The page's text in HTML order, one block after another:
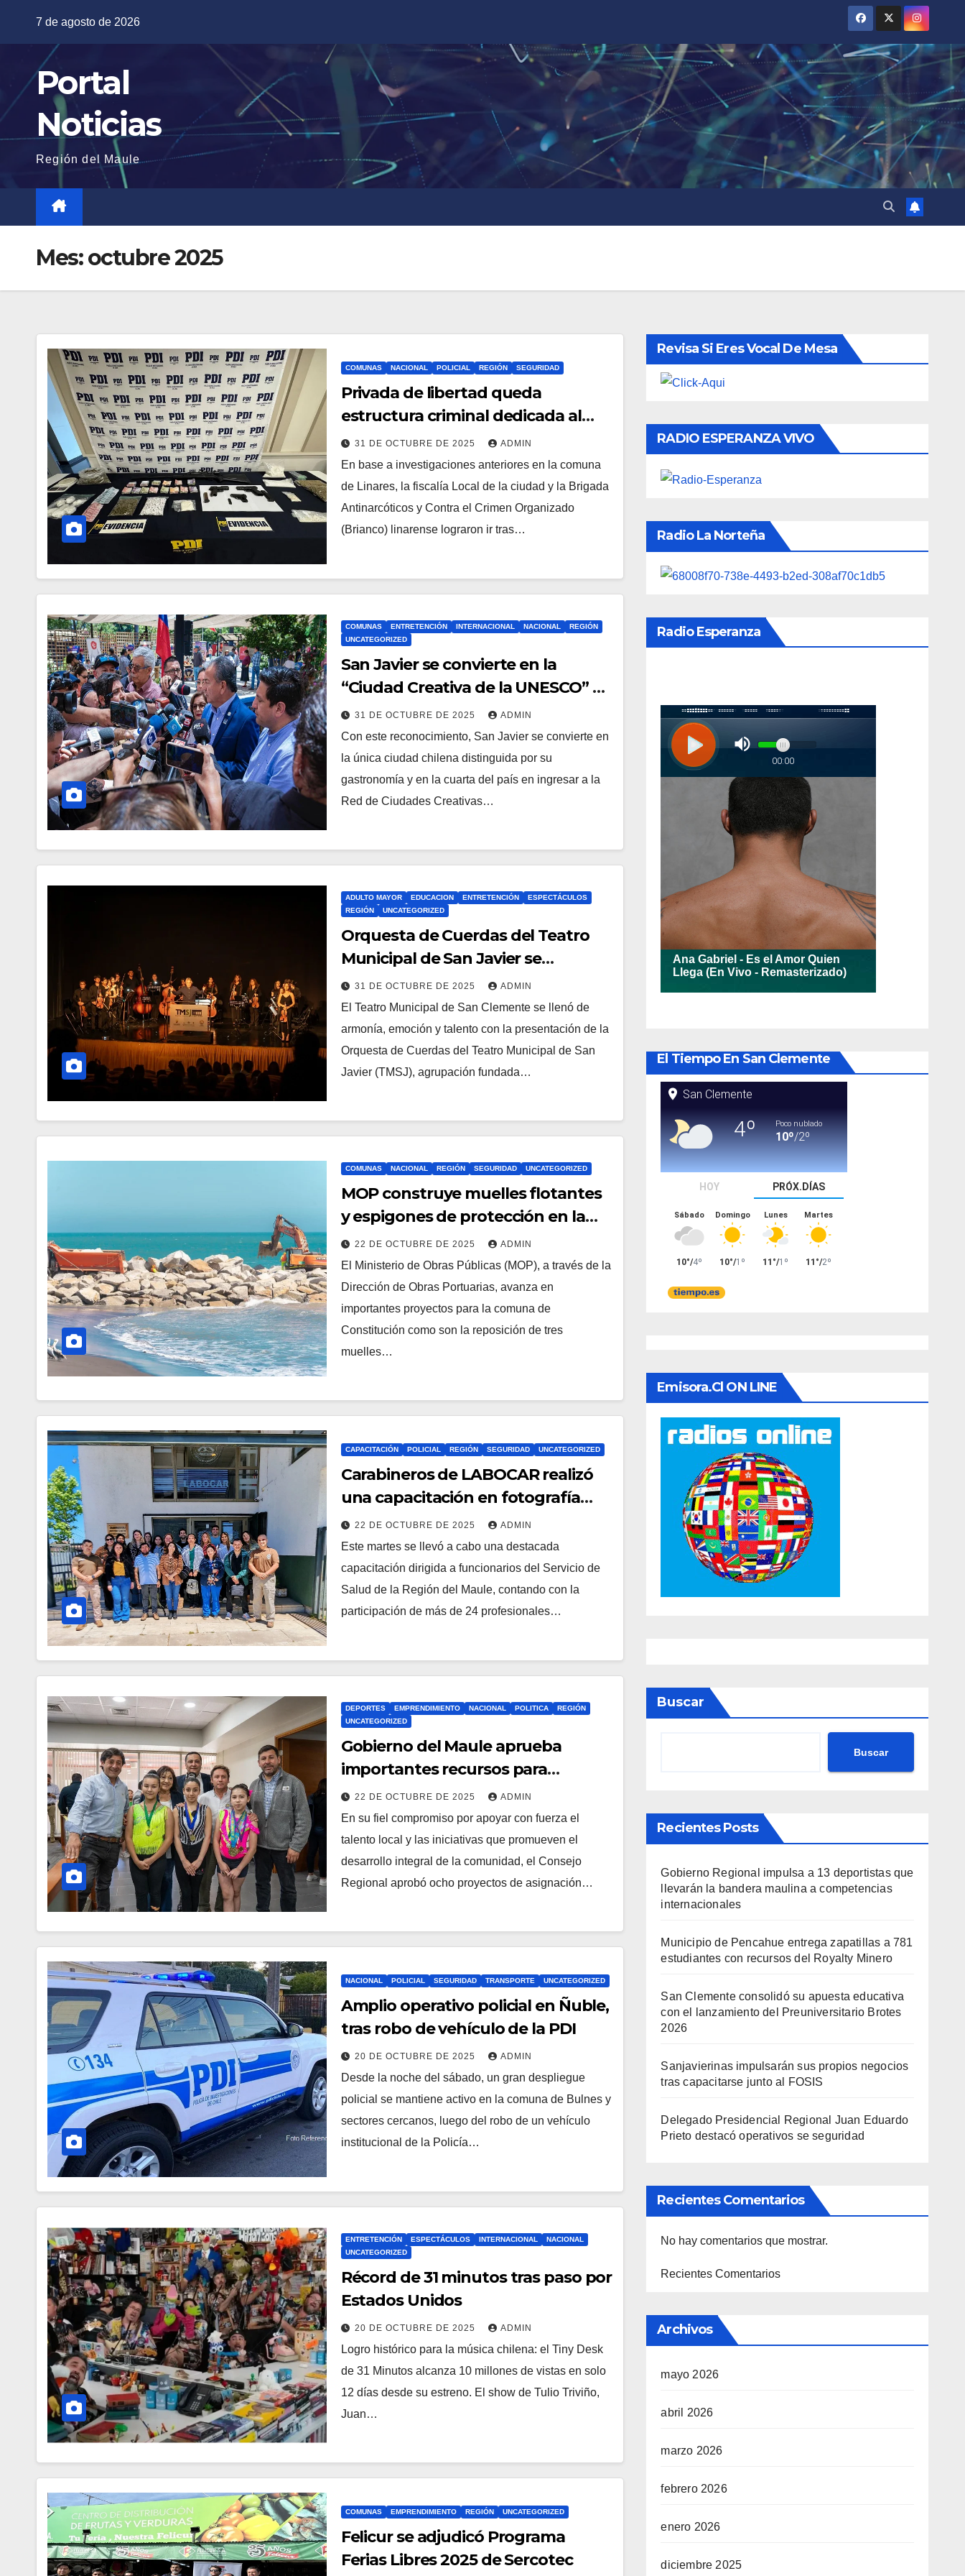
contenido
7 de agosto de 2026
Portal
Noticias
Región del Maule
Mes:octubre 2025
COMUNAS NACIONAL POLICIAL REGIÓN SEGURIDAD
Privada de libertad queda
estructura criminal dedicada al
tráfico de droga en Linares
31 DE OCTUBRE DE 2025 ADMIN
En base a investigaciones anteriores en la comuna
de Linares, la fiscalía Local de la ciudad y la Brigada
Antinarcóticos y Contra el Crimen Organizado
(Brianco) linarense lograron ir tras…
COMUNAS ENTRETENCIÓN INTERNACIONAL NACIONAL
REGIÓN
UNCATEGORIZED
San Javier se convierte en la
“Ciudad Creativa de la UNESCO” en
Gastronomía
31 DE OCTUBRE DE 2025 ADMIN
Con este reconocimiento, San Javier se convierte en
la única ciudad chilena distinguida por su
gastronomía y en la cuarta del país en ingresar a la
Red de Ciudades Creativas…
ADULTO MAYOR EDUCACION ENTRETENCIÓN
ESPECTÁCULOS
REGIÓN
UNCATEGORIZED
Orquesta de Cuerdas del Teatro
Municipal de San Javier se
presentó en San Clemente
31 DE OCTUBRE DE 2025 ADMIN
El Teatro Municipal de San Clemente se llenó de
armonía, emoción y talento con la presentación de la
Orquesta de Cuerdas del Teatro Municipal de San
Javier (TMSJ), agrupación fundada…
COMUNAS NACIONAL REGIÓN SEGURIDAD UNCATEGORIZED
MOP construye muelles flotantes
y espigones de protección en la
comuna de Constitución
22 DE OCTUBRE DE 2025 ADMIN
El Ministerio de Obras Públicas (MOP), a través de la
Dirección de Obras Portuarias, avanza en
importantes proyectos para la comuna de
Constitución como son la reposición de tres
muelles…
CAPACITACIÓN POLICIAL REGIÓN SEGURIDAD UNCATEGORIZED
Carabineros de LABOCAR realizó
una capacitación en fotografía
forense clínica.
22 DE OCTUBRE DE 2025 ADMIN
Este martes se llevó a cabo una destacada
capacitación dirigida a funcionarios del Servicio de
Salud de la Región del Maule, contando con la
participación de más de 24 profesionales…
DEPORTES EMPRENDIMIENTO NACIONAL POLITICA
REGIÓN
UNCATEGORIZED
Gobierno del Maule aprueba
importantes recursos para
deportistas y agrupaciones
culturales
22 DE OCTUBRE DE 2025 ADMIN
En su fiel compromiso por apoyar con fuerza el
talento local y las iniciativas que promueven el
desarrollo integral de la comunidad, el Consejo
Regional aprobó ocho proyectos de asignación…
NACIONAL POLICIAL SEGURIDAD TRANSPORTE UNCATEGORIZED
Amplio operativo policial en Ñuble,
tras robo de vehículo de la PDI
20 DE OCTUBRE DE 2025 ADMIN
Desde la noche del sábado, un gran despliegue
policial se mantiene activo en la comuna de Bulnes y
sectores cercanos, luego del robo de un vehículo
institucional de la Policía…
ENTRETENCIÓN ESPECTÁCULOS INTERNACIONAL
NACIONAL
UNCATEGORIZED
Récord de 31 minutos tras paso por
Estados Unidos
20 DE OCTUBRE DE 2025 ADMIN
Logro histórico para la música chilena: el Tiny Desk
de 31 Minutos alcanza 10 millones de vistas en solo
12 días desde su estreno. El show de Tulio Triviño,
Juan…
COMUNAS EMPRENDIMIENTO REGIÓN UNCATEGORIZED
Felicur se adjudicó Programa
Ferias Libres 2025 de Sercotec
Revisa Si Eres Vocal De Mesa
RADIO ESPERANZA VIVO
Radio La Norteña
Radio Esperanza
El Tiempo En San Clemente
Emisora.cl ON LINE
Buscar
Buscar
Recientes Posts
Gobierno Regional impulsa a 13 deportistas que
llevarán la bandera maulina a competencias
internacionales
Municipio de Pencahue entrega zapatillas a 781
estudiantes con recursos del Royalty Minero
San Clemente consolidó su apuesta educativa
con el lanzamiento del Preuniversitario Brotes
2026
Sanjavierinas impulsarán sus propios negocios
tras capacitarse junto al FOSIS
Delegado Presidencial Regional Juan Eduardo
Prieto destacó operativos se seguridad
Recientes Comentarios
No hay comentarios que mostrar.
Recientes Comentarios
Archivos
mayo 2026
abril 2026
marzo 2026
febrero 2026
enero 2026
diciembre 2025